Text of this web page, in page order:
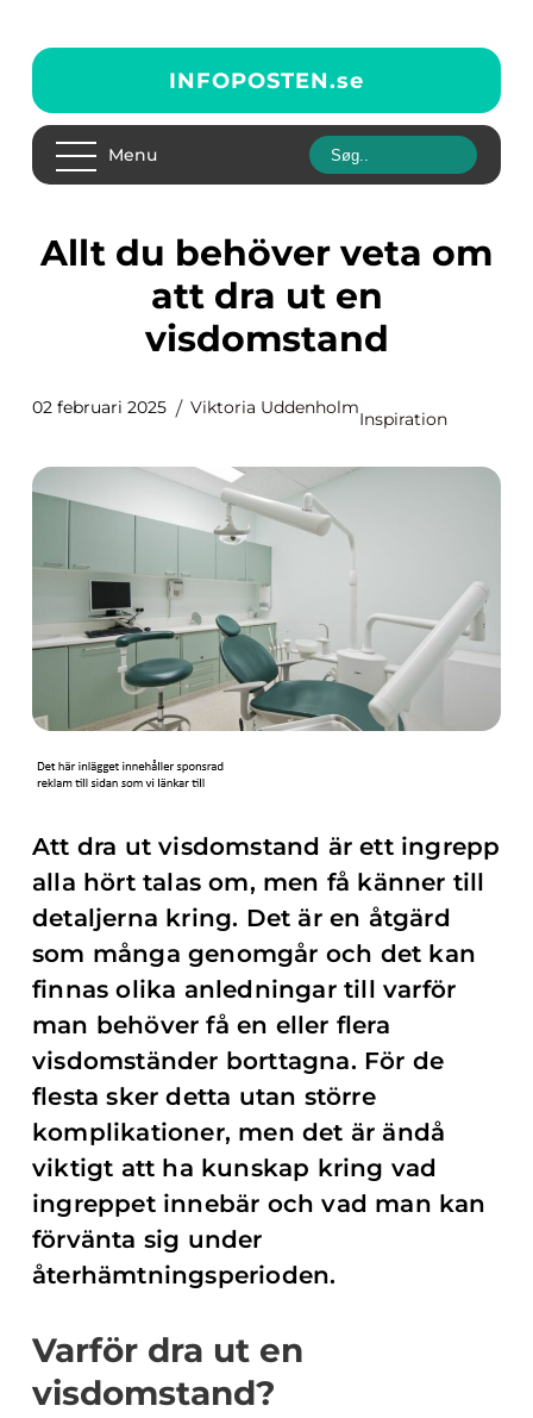
INFOPOSTEN.se
Menu
Allt du behöver veta om
att dra ut en
visdomstand
02 februari 2025 Viktoria Uddenholm
Inspiration
Att dra ut visdomstand är ett ingrepp
alla hört talas om, men få känner till
detaljerna kring. Det är en åtgärd
som många genomgår och det kan
finnas olika anledningar till varför
man behöver få en eller flera
visdomständer borttagna. För de
flesta sker detta utan större
komplikationer, men det är ändå
viktigt att ha kunskap kring vad
ingreppet innebär och vad man kan
förvänta sig under
återhämtningsperioden.
Varför dra ut en
visdomstand?